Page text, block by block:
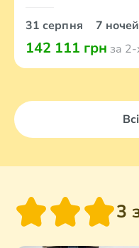
31 серпня 7 ночей
142 111 грн за
3